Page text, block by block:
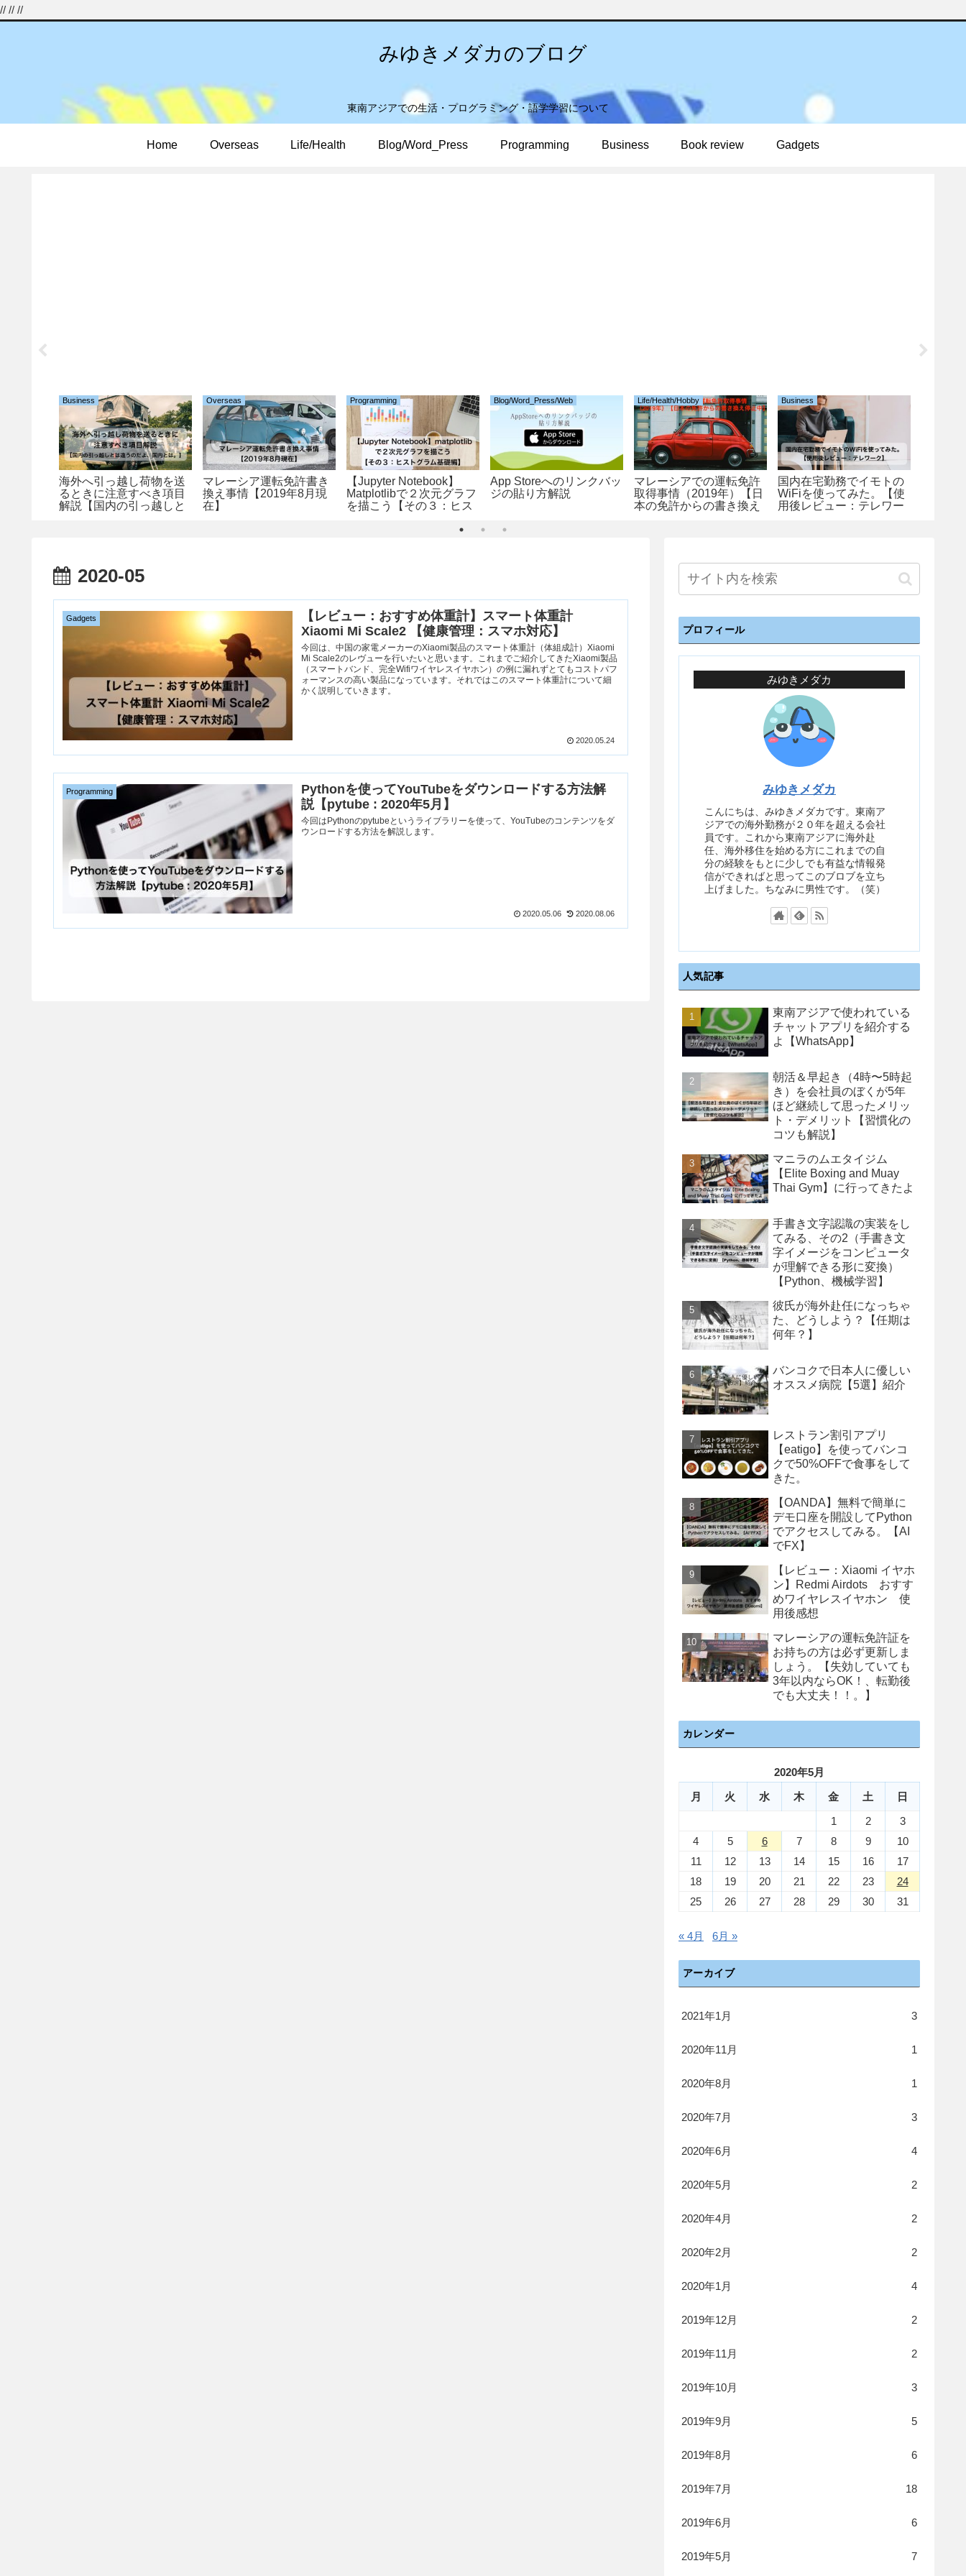
// // //
みゆきメダカのブログ
東南アジアでの生活・プログラミング・語学学習について
Home Overseas Life/Health Blog/Word_Press Programming Business Book review Gadgets
Business
海外へ引っ越し荷物を送
るときに注意すべき項目
解説【国内の引っ越しと
Overseas
マレーシア運転免許書き
換え事情【2019年8月現
在】
Programming
【Jupyter Notebook】
Matplotlibで２次元グラフ
を描こう【その３：ヒス
Blog/Word_Press/Web
App Storeへのリンクバッ
ジの貼り方解説
Life/Health/Hobby
マレーシアでの運転免許
取得事情（2019年）【日
本の免許からの書き換え
Business
国内在宅勤務でイモトの
WiFiを使ってみた。【使
用後レビュー：テレワー
2020-05
Gadgets
【レビュー：おすすめ体重計】スマート体重計
Xiaomi Mi Scale2 【健康管理：スマホ対応】
今回は、中国の家電メーカーのXiaomi製品のスマート体重計（体組成計）Xiaomi
Mi Scale2のレヴューを行いたいと思います。これまでご紹介してきたXiaomi製品
（スマートバンド、完全Wifiワイヤレスイヤホン）の例に漏れずとてもコストパフ
ォーマンスの高い製品になっています。それではこのスマート体重計について細
かく説明していきます。
2020.05.24
Programming
Pythonを使ってYouTubeをダウンロードする方法解
説【pytube : 2020年5月】
今回はPythonのpytubeというライブラリーを使って、YouTubeのコンテンツをダ
ウンロードする方法を解説します。
2020.05.06 2020.08.06
プロフィール
みゆきメダカ
みゆきメダカ
こんにちは、みゆきメダカです。東南ア
ジアでの海外勤務が２０年を超える会社
員です。これから東南アジアに海外赴
任、海外移住を始める方にこれまでの自
分の経験をもとに少しでも有益な情報発
信ができればと思ってこのブロブを立ち
上げました。ちなみに男性です。（笑）
人気記事
東南アジアで使われている
チャットアプリを紹介する
よ【WhatsApp】
朝活＆早起き（4時〜5時起
き）を会社員のぼくが5年
ほど継続して思ったメリッ
ト・デメリット【習慣化の
コツも解説】
マニラのムエタイジム
【Elite Boxing and Muay
Thai Gym】に行ってきたよ
手書き文字認識の実装をし
てみる、その2（手書き文
字イメージをコンピュータ
が理解できる形に変換）
【Python、機械学習】
彼氏が海外赴任になっちゃ
た、どうしよう？【任期は
何年？】
バンコクで日本人に優しい
オススメ病院【5選】紹介
レストラン割引アプリ
【eatigo】を使ってバンコ
クで50%OFFで食事をして
きた。
【OANDA】無料で簡単に
デモ口座を開設してPython
でアクセスしてみる。【AI
でFX】
【レビュー：Xiaomi イヤホ
ン】Redmi Airdots おすす
めワイヤレスイヤホン 使
用後感想
マレーシアの運転免許証を
お持ちの方は必ず更新しま
しょう。【失効していても
3年以内ならOK！、転勤後
でも大丈夫！！。】
カレンダー
2020年5月
月
火 水 木 金 土
日
1
2
3
4
5 6 7 8 9
10
11
12 13 14 15 16
17
18
19 20 21 22 23
24
25
26 27 28 29 30 31
« 4月 6月 »
アーカイブ
2021年1月 3
2020年11月 1
2020年8月 1
2020年7月 3
2020年6月 4
2020年5月 2
2020年4月 2
2020年2月 2
2020年1月 4
2019年12月 2
2019年11月 2
2019年10月 3
2019年9月 5
2019年8月 6
2019年7月 18
2019年6月 6
2019年5月 7